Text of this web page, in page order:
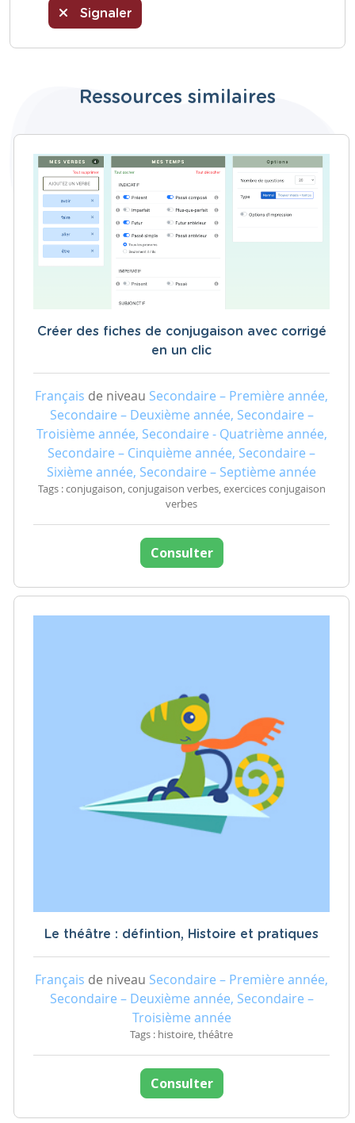
Signaler
Ressources similaires
Créer des fiches de conjugaison avec corrigé
en un clic
Français de niveau Secondaire – Première année,
Secondaire – Deuxième année, Secondaire –
Troisième année, Secondaire - Quatrième année,
Secondaire – Cinquième année, Secondaire –
Sixième année, Secondaire – Septième année
Tags : conjugaison, conjugaison verbes, exercices conjugaison
verbes
Consulter
Le théâtre : défintion, Histoire et pratiques
Français de niveau Secondaire – Première année,
Secondaire – Deuxième année, Secondaire –
Troisième année
Tags : histoire, théâtre
Consulter